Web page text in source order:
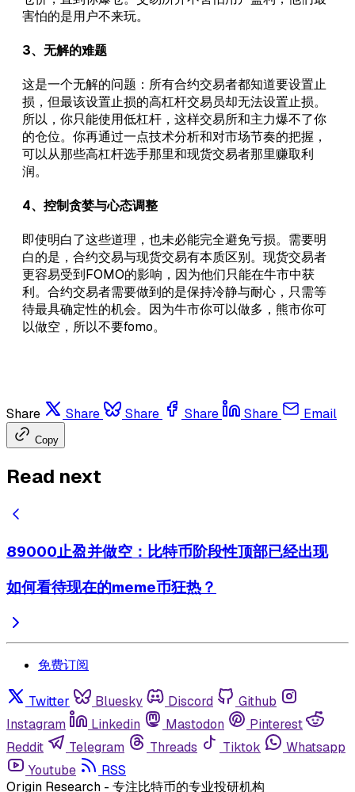
害怕的是用户不来玩。
3、无解的难题
这是一个无解的问题：所有合约交易者都知道要设置止
损，但最该设置止损的高杠杆交易员却无法设置止损。
所以，你只能使用低杠杆，这样交易所和主力爆不了你
的仓位。你再通过一点技术分析和对市场节奏的把握，
可以从那些高杠杆选手那里和现货交易者那里赚取利
润。
4、控制贪婪与心态调整
即使明白了这些道理，也未必能完全避免亏损。需要明
白的是，合约交易与现货交易有本质区别。现货交易者
更容易受到FOMO的影响，因为他们只能在牛市中获
利。合约交易者需要做到的是保持冷静与耐心，只需等
待最具确定性的机会。因为牛市你可以做多，熊市你可
以做空，所以不要fomo。
Share Share Share Share Share Email
Copy
Read next
89000止盈并做空：比特币阶段性顶部已经出现
如何看待现在的meme币狂热？
免费订阅
Twitter Bluesky Discord
Github
Instagram
Linkedin Mastodon
Pinterest
Reddit
Telegram Threads Tiktok
Whatsapp
Youtube
RSS
Origin Research - 专注比特币的专业投研机构